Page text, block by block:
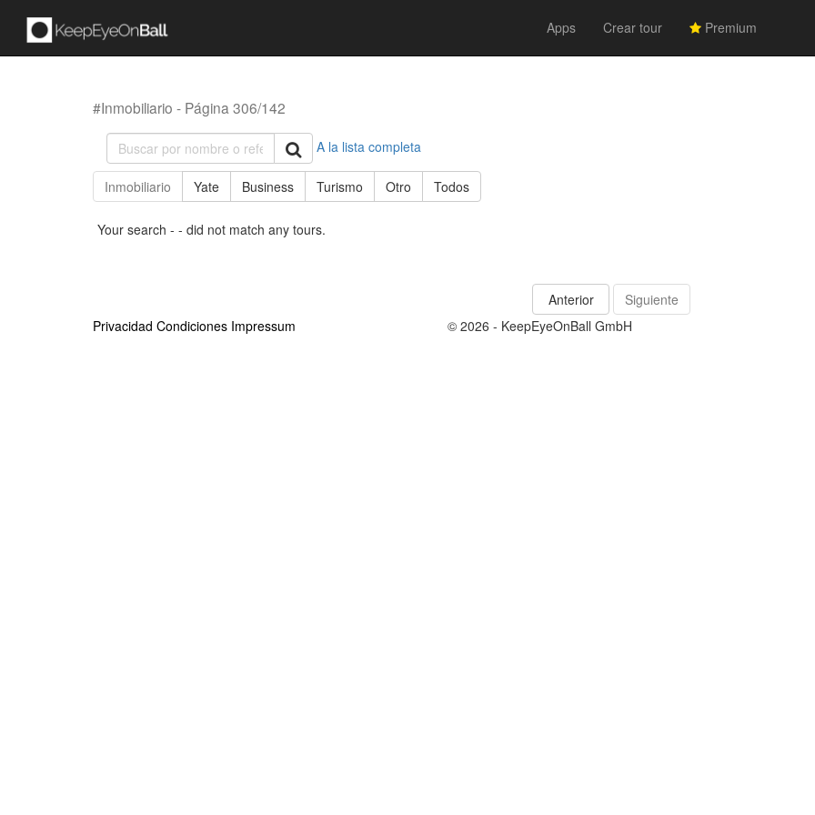
Apps Crear tour Premium
#Inmobiliario - Página 306/142
A la lista completa
Inmobiliario Yate Business Turismo Otro Todos
Your search - - did not match any tours.
Anterior
Siguiente
Privacidad Condiciones Impressum © 2026 - KeepEyeOnBall GmbH